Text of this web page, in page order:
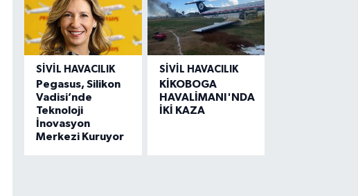
SIVIL HAVACILIK
Pegasus, Silikon
Vadisi’nde
Teknoloji
İnovasyon
Merkezi Kuruyor
SIVIL HAVACILIK
KİKOBOGA
HAVALİMANI'NDA
İKİ KAZA